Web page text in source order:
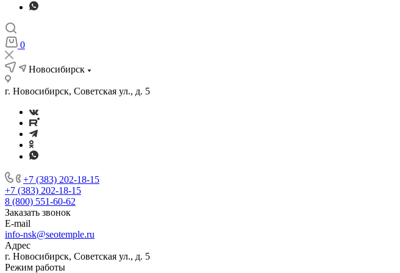
0
Новосибирск
г. Новосибирск, Советская ул., д. 5
+7 (383) 202-18-15
+7 (383) 202-18-15
8 (800) 551-60-62
Заказать звонок
E-mail
info-nsk@seotemple.ru
Адрес
г. Новосибирск, Советская ул., д. 5
Режим работы